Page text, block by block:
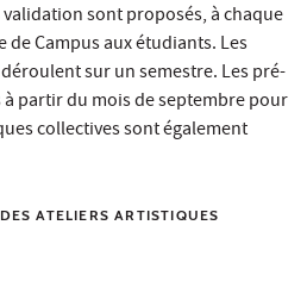
sont proposés, à chaque
de Campus aux étudiants. Les
sur un semestre. Les pré-
partir du mois de septembre pour
collectives sont également
ATELIERS ARTISTIQUES